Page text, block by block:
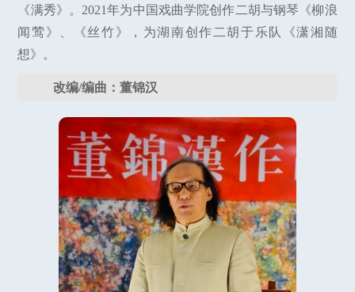
《满秀》。2021年为中国戏曲学院创作二胡与钢琴《柳浪
闻莺》、《丝竹》，为湖南创作二胡于乐队《潇湘随
想》。
改编/编曲：董锦汉